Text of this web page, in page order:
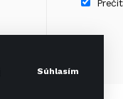
Súhlasím